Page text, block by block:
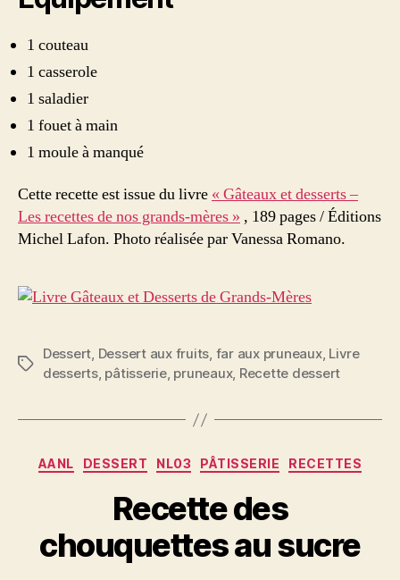
1 couteau
1 casserole
1 saladier
1 fouet à main
1 moule à manqué
Cette recette est issue du livre « Gâteaux et desserts –
Les recettes de nos grands-mères » , 189 pages / Éditions
Michel Lafon. Photo réalisée par Vanessa Romano.
Étiquettes
Dessert, Dessert aux fruits, far aux pruneaux, Livre
desserts, pâtisserie, pruneaux, Recette dessert
Catégories
AANL DESSERT NL03 PÂTISSERIE RECETTES
Recette des
chouquettes au sucre